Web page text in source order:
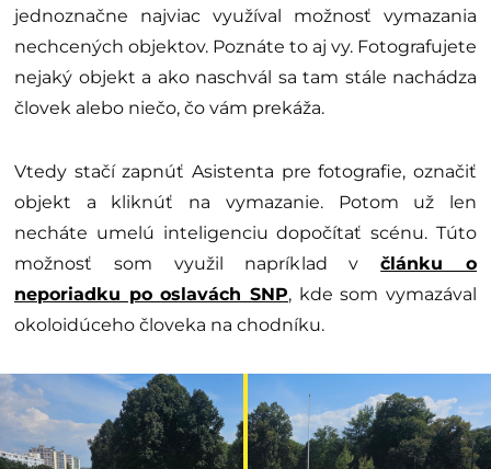
jednoznačne najviac využíval možnosť vymazania
nechcených objektov. Poznáte to aj vy. Fotografujete
nejaký objekt a ako naschvál sa tam stále nachádza
človek alebo niečo, čo vám prekáža.
Vtedy stačí zapnúť Asistenta pre fotografie, označiť
objekt a kliknúť na vymazanie. Potom už len
necháte umelú inteligenciu dopočítať scénu. Túto
možnosť som využil napríklad včlánku o
neporiadku po oslavách SNP, kde som vymazával
okoloidúceho človeka na chodníku.